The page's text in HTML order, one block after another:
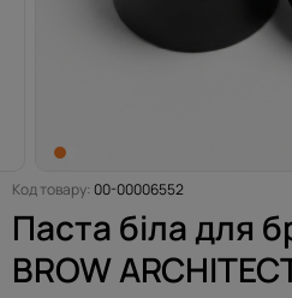
Код товару: 00-00006552
Паста біла для
BROW